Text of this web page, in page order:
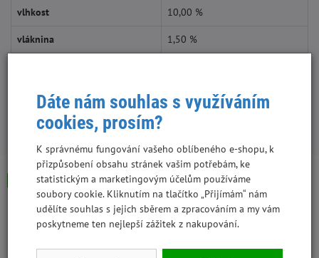
vlhkost 10,00 %
vláknina 1,50 %
S tímto produktem lidé kupují:
Skladem Skladem
Dáte nám souhlas s využíváním
cookies, prosím?
K správnému fungování vašeho oblíbeného e-shopu, k
přizpůsobení obsahu stránek vašim potřebám, ke
statistickým a marketingovým účelům používáme
soubory cookie. Kliknutím na tlačítko „Přijímám“ nám
udělíte souhlas s jejich sběrem a zpracováním a my vám
poskytneme ten nejlepší zážitek z nakupování.